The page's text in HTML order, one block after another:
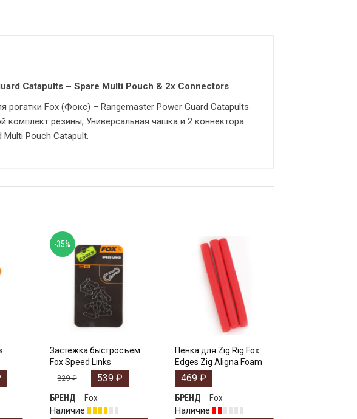
Catapults – Spare Multi Pouch & 2x Connectors
рогатки Fox (Фокс) – Rangemaster Power Guard Catapults
комплект резины, Универсальная чашка и 2 коннектора
Multi Pouch Catapult.
Застежка быстросъем
Fox Speed Links
829₽ 539 ₽
БРЕНД
Fox
Наличие
-35%
Пенка для Zig Rig Fox
Edges Zig Aligna Foam
469₽
БРЕНД
Fox
Наличие